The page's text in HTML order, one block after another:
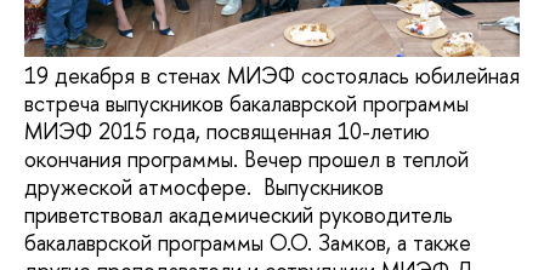
19 декабря в стенах МИЭФ состоялась юбилейная
встреча выпускников бакалаврской программы
МИЭФ 2015 года, посвященная 10-летию
окончания программы. Вечер прошел в теплой
дружеской атмосфере. Выпускников
приветствовал академический руководитель
бакалаврской программы О.О. Замков, а также